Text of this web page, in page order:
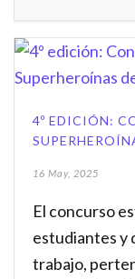
4º EDICIÓN:
16 May, 2025
El concurso
estudiantes y
trabajo,